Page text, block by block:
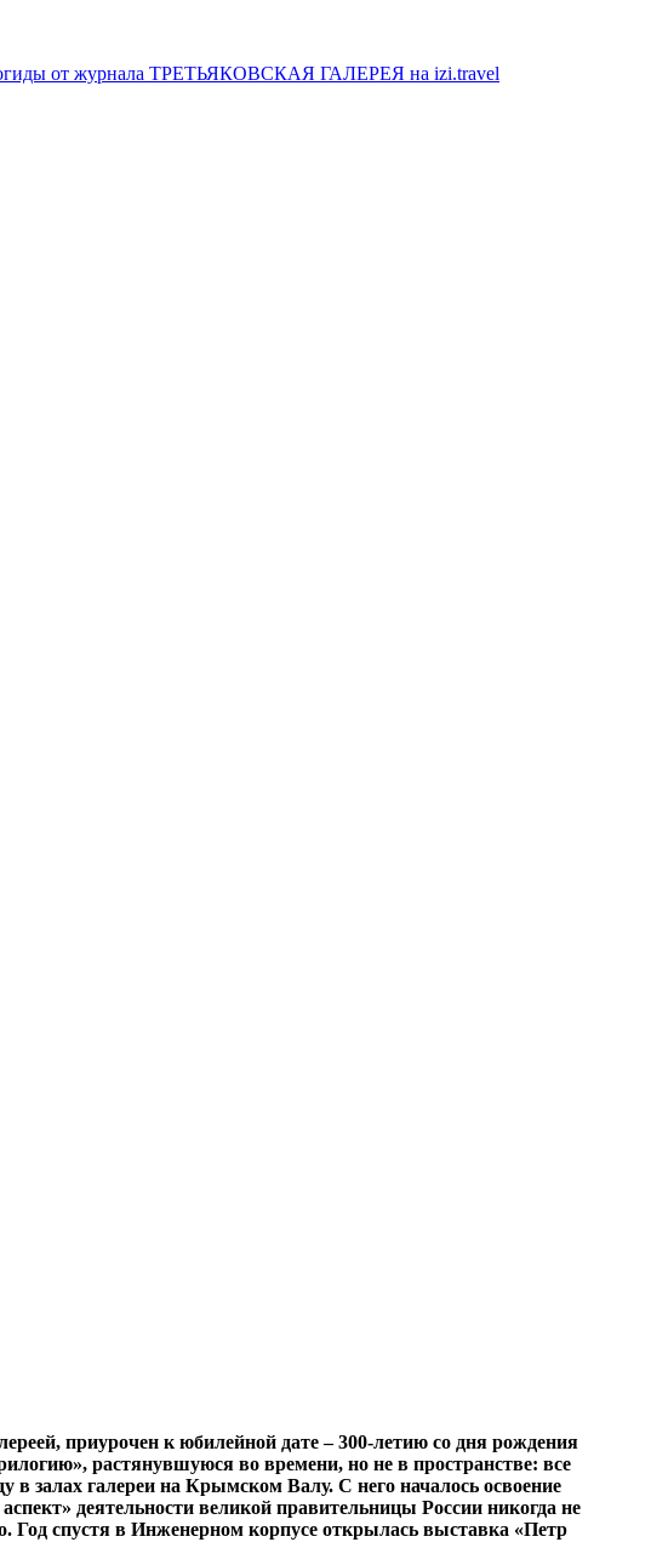
приурочен к юбилейной дате – 300-летию со дня рождения
растянувшуюся во времени, но не в пространстве: все
в залах галереи на Крымском Валу. С него началось освоение
деятельности великой правительницы России никогда не
Год спустя в Инженерном корпусе открылась выставка «Петр